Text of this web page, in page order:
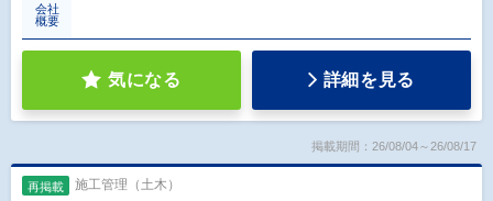
会社
概要
気になる 詳細を見る
掲載期間：26/08/04～26/08/17
再掲載 施工管理（土木）